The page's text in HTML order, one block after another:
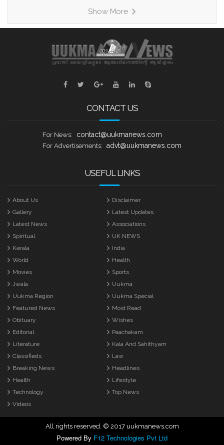
രണ്ടാമത്തെ ഹീറ്റ്സിൽ മത്സരിക്കുന്ന
കാരിച്ചാൽ, വേമ്പനാട്, നെടുമുടി എന്നീ
ടീമുകളെ പരിചയപ്പെടാം. ഹീറ്റ്സ് 2
കാരിച്ചാൽ ബാബു എബ്രഹാം
കളപ്പുരക്കൽ ക്യാപ്റ്റൻ ആയിട്ടുള്ള
സെവൻ സ്റ്റാർ ബോട്ട് ക്ലബ് കവൻട്രി
യുക്മ കേരള പൂരം വള്ളംകളി
Show More
CONTACT US
For News: contact@uukmanews.com
For Advertisements: advt@uukmanews.com
USEFUL LINKS
About Us
Disclaimer
Gallery
Latest Updates
Latest News
Associations
Spiritual
UK NEWS
Kerala
India
World
Health
Movies
Sports
Jwala
Uukma
Uukma Region
Uukma Special
Featured News
Most Read
Obituary
Wishes
Editorial
Paachakam
Literature
Kala And Sahithyam
Classifieds
Law
Breaking News
Headlines
Health
Lifestyle
Technology
Top News
Videos
All rights reserved. © 2017 uukmanews.com
Powered By F12 Technologies Pvt Ltd